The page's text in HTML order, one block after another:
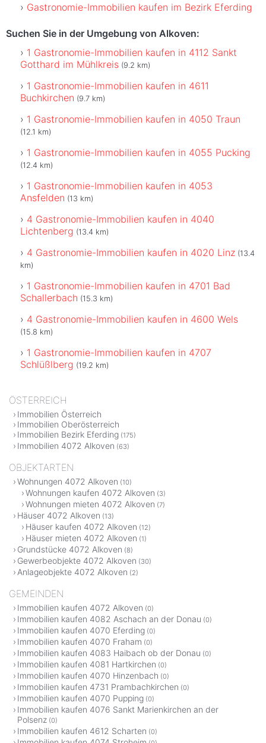
Gastronomie-Immobilien kaufen im Bezirk Eferding
Suchen Sie in der Umgebung von Alkoven:
1 Gastronomie-Immobilien kaufen in 4112 Sankt
Gotthard im Mühlkreis (9.2 km)
1 Gastronomie-Immobilien kaufen in 4611
Buchkirchen (9.7 km)
1 Gastronomie-Immobilien kaufen in 4050 Traun
(12.1 km)
1 Gastronomie-Immobilien kaufen in 4055 Pucking
(12.4 km)
1 Gastronomie-Immobilien kaufen in 4053
Ansfelden (13 km)
4 Gastronomie-Immobilien kaufen in 4040
Lichtenberg (13.4 km)
4 Gastronomie-Immobilien kaufen in 4020 Linz (13.4
km)
1 Gastronomie-Immobilien kaufen in 4701 Bad
Schallerbach (15.3 km)
4 Gastronomie-Immobilien kaufen in 4600 Wels
(15.8 km)
1 Gastronomie-Immobilien kaufen in 4707
Schlüßlberg (19.2 km)
ÖSTERREICH
Immobilien Österreich
Immobilien Oberösterreich
Immobilien Bezirk Eferding (175)
Immobilien 4072 Alkoven (63)
OBJEKTARTEN
Wohnungen 4072 Alkoven (10)
Wohnungen kaufen 4072 Alkoven (3)
Wohnungen mieten 4072 Alkoven (7)
Häuser 4072 Alkoven (13)
Häuser kaufen 4072 Alkoven (12)
Häuser mieten 4072 Alkoven (1)
Grundstücke 4072 Alkoven (8)
Gewerbeobjekte 4072 Alkoven (30)
Anlageobjekte 4072 Alkoven (2)
GEMEINDEN
Immobilien kaufen 4072 Alkoven (0)
Immobilien kaufen 4082 Aschach an der Donau (0)
Immobilien kaufen 4070 Eferding (0)
Immobilien kaufen 4070 Fraham (0)
Immobilien kaufen 4083 Haibach ob der Donau (0)
Immobilien kaufen 4081 Hartkirchen (0)
Immobilien kaufen 4070 Hinzenbach (0)
Immobilien kaufen 4731 Prambachkirchen (0)
Immobilien kaufen 4070 Pupping (0)
Immobilien kaufen 4076 Sankt Marienkirchen an der
Polsenz (0)
Immobilien kaufen 4612 Scharten (0)